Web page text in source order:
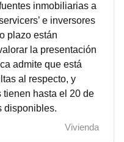
inmobiliarias a
e inversores
plazo están
la presentación
admite que está
al respecto, y
tienen hasta el 20 de
disponibles.
Vivienda